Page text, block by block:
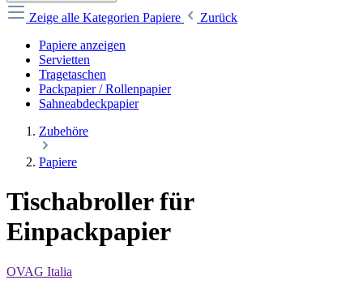
Zeige alle Kategorien Papiere
Zurück
Papiere anzeigen
Servietten
Tragetaschen
Packpapier / Rollenpapier
Sahneabdeckpapier
Zubehöre
Papiere
Tischabroller für
Einpackpapier
OVAG Italia